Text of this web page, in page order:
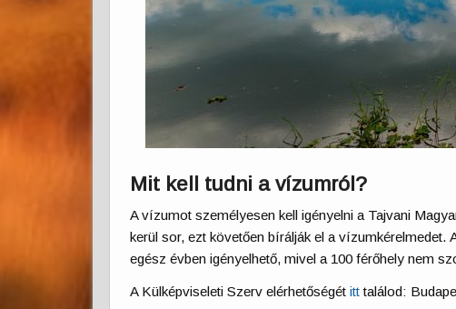
Mit kell tudni a vízumról?
A vízumot személyesen kell igényelni a Tajvani
kerül sor, ezt követően bírálják el a
egész évben igényelhető, mivel a 100 férőhely nem
A Külképviseleti Szerv elérhetőségétitttalálod: